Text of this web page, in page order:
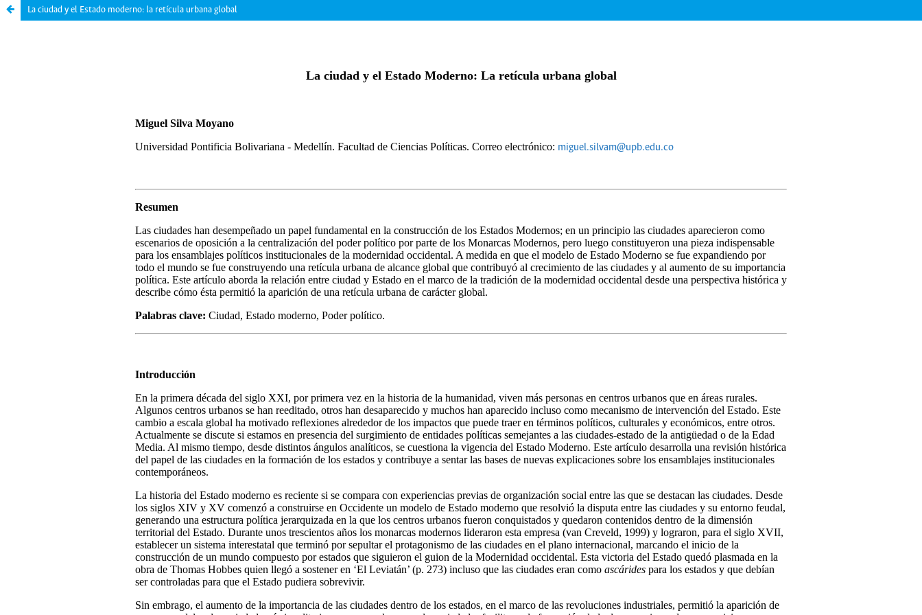
La ciudad y el Estado moderno: la retícula urbana global